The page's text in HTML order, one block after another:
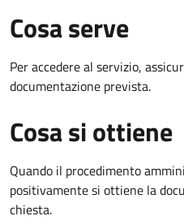
Cosa serve
Per accedere al servizio,
documentazione prevista.
Cosa si ottiene
Quando il procedimento
positivamente si ottiene la
chiesta.